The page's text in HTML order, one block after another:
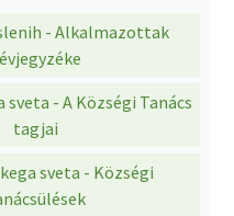
- Alkalmazottak
sveta - A Községi Tanács
tagjai
sveta - Községi